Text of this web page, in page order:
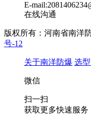
E-
在线沟通
版权所有：河南省南洋
号-12
关于南洋防爆 选
微信
扫一扫
获取更多快速服务